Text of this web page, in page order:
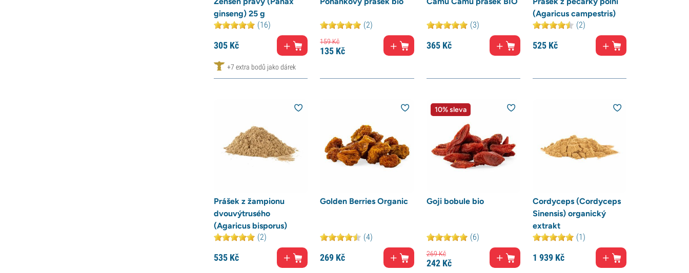
ginseng) 25 g
(16)
305 Kč
+7 extra bodů jako dárek
(2)
159Kč
135 Kč
(3)
365Kč
(Agaricus campestris)
(2)
525Kč
Prášek z žampionu
dvouvýtrusého
(Agaricus bisporus)
(2)
535 Kč
Golden Berries Organic
(4)
269 Kč
10% sleva
Goji bobule bio
(6)
269Kč
242Kč
Cordyceps (Cordyceps
Sinensis) organický
extrakt
(1)
1 939Kč